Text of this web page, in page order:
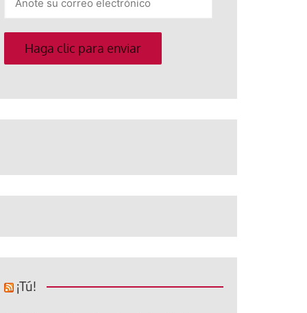
su
correo
electrónico
Haga clic para enviar
¡Tú!